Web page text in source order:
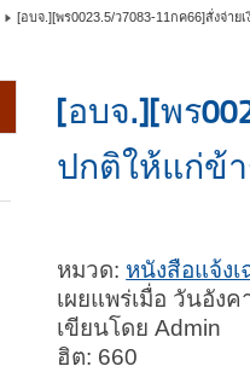
[อบจ.][พร0023.5/ว7083-11กค66]สั่งจ่า
[อบจ.][พร
ปกติให้แก่ข้
หมวด: หนังสือแจ้ง
เผยแพร่เมื่อ วันอัง
เขียนโดย Admin
ฮิต: 660